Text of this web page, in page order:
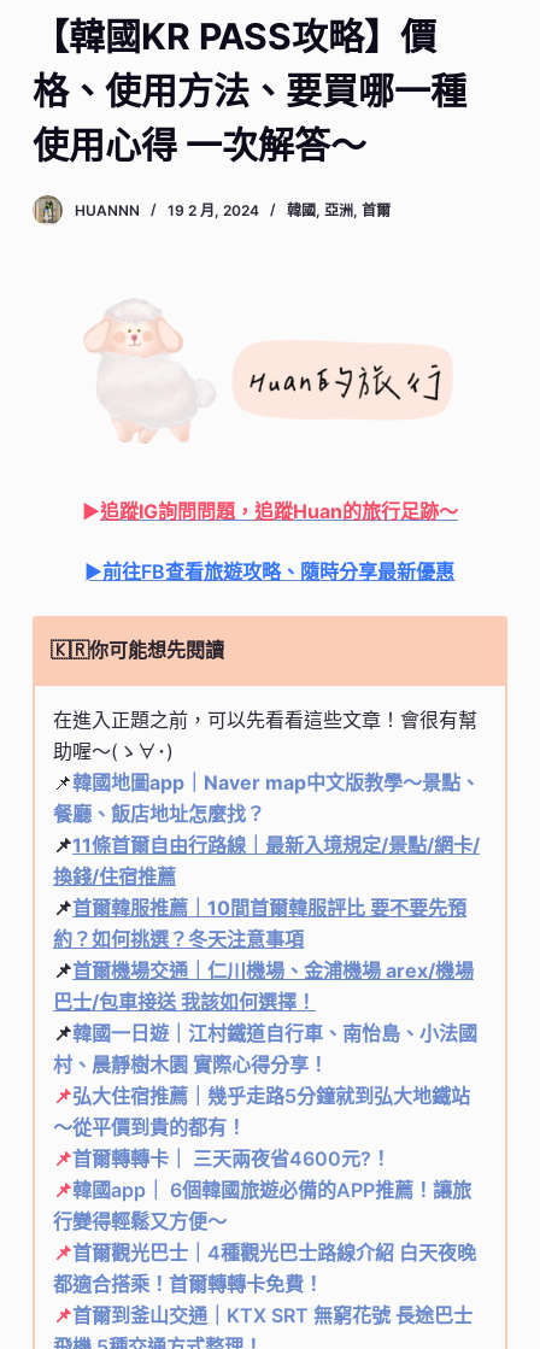
【韓國KR PASS攻略】價
格、使用方法、要買哪一種
使用心得 一次解答～
HUANNN 19 2 月, 2024 韓國 , 亞洲, 首爾
►追蹤IG詢問問題，追蹤Huan的旅行足跡～
►前往FB查看旅遊攻略、隨時分享最新優惠
🇰🇷你可能想先閱讀
在進入正題之前，可以先看看這些文章！會很有幫
助喔～(ゝ∀･)
📌韓國地圖app｜Naver map中文版教學～景點、
餐廳、飯店地址怎麼找？
📌11條首爾自由行路線｜最新入境規定/景點/網卡/
換錢/住宿推薦
📌首爾韓服推薦｜10間首爾韓服評比 要不要先預
約？如何挑選？冬天注意事項
📌首爾機場交通｜仁川機場、金浦機場 arex/機場
巴士/包車接送 我該如何選擇！
📌韓國一日遊｜江村鐵道自行車、南怡島、小法國
村、晨靜樹木園 實際心得分享！
📌弘大住宿推薦｜幾乎走路5分鐘就到弘大地鐵站
～從平價到貴的都有！
📌首爾轉轉卡｜ 三天兩夜省4600元?！
📌韓國app｜ 6個韓國旅遊必備的APP推薦！讓旅
行變得輕鬆又方便～
📌首爾觀光巴士｜4種觀光巴士路線介紹 白天夜晚
都適合搭乘！首爾轉轉卡免費！
📌首爾到釜山交通｜KTX SRT 無窮花號 長途巴士